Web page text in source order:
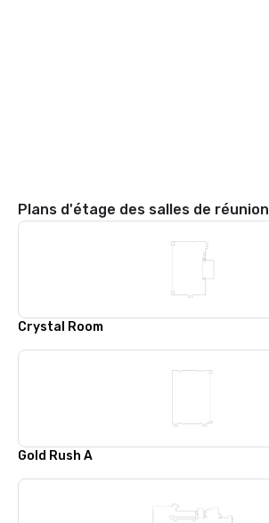
Plans d'étage des salles de réunion
Crystal Room
Gold Rush A